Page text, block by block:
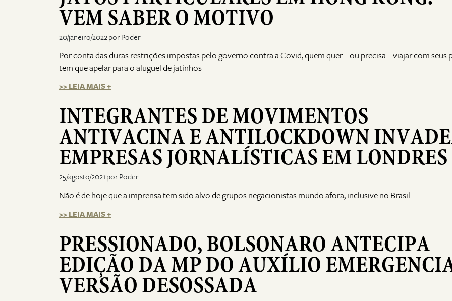
VEM SABER O MOTIVO
20/janeiro/2022 por Poder
Por conta das duras restrições impostas pelo governo contra a Covid, quem quer – ou precisa – viajar com seus
tem que apelar para o aluguel de jatinhos
>> LEIA MAIS +
INTEGRANTES DE MOVIMENTOS
ANTIVACINA E ANTILOCKDOWN
EMPRESAS JORNALÍSTICAS EM LONDRES
25/agosto/2021 por Poder
Não é de hoje que a imprensa tem sido alvo de grupos negacionistas mundo afora, inclusive no Brasil
>> LEIA MAIS +
PRESSIONADO, BOLSONARO ANTECIPA
EDIÇÃO DA MP DO AUXÍLIO
VERSÃO DESOSSADA